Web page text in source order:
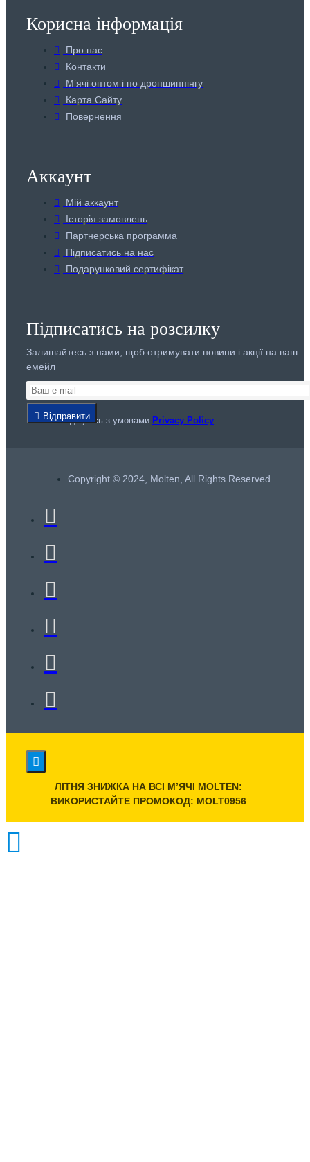
Корисна інформація
Про нас
Контакти
Мʼячі оптом і по дропшиппінгу
Карта Сайту
Повернення
Аккаунт
Мій аккаунт
Історія замовлень
Партнерська программа
Підписатись на нас
Подарунковий сертифікат
Підписатись на розсилку
Залишайтесь з нами, щоб отримувати новини і акції на ваш
емейл
Відправити
Я погоджуюсь з умовами Privacy Policy
Copyright © 2024, Molten, All Rights Reserved
ЛІТНЯ ЗНИЖКА НА ВСІ МʼЯЧІ MOLTEN:
ВИКОРИСТАЙТЕ ПРОМОКОД: MOLT0956